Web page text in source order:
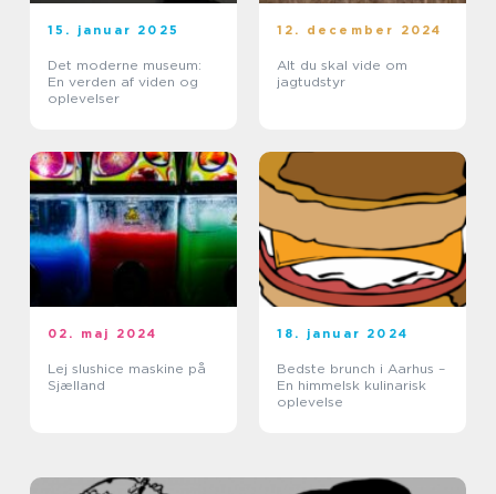
15. januar 2025
Det moderne museum:
En verden af viden og
oplevelser
12. december 2024
Alt du skal vide om
jagtudstyr
02. maj 2024
Lej slushice maskine på
Sjælland
18. januar 2024
Bedste brunch i Aarhus –
En himmelsk kulinarisk
oplevelse